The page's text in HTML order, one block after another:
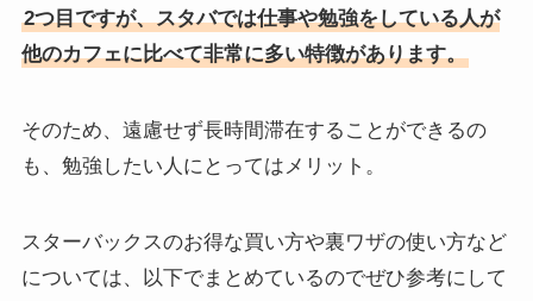
2つ目ですが、スタバでは仕事や勉強をしている人が
他のカフェに比べて非常に多い特徴があります。
そのため、遠慮せず長時間滞在することができるの
も、勉強したい人にとってはメリット。
スターバックスのお得な買い方や裏ワザの使い方など
については、以下でまとめているのでぜひ参考にして